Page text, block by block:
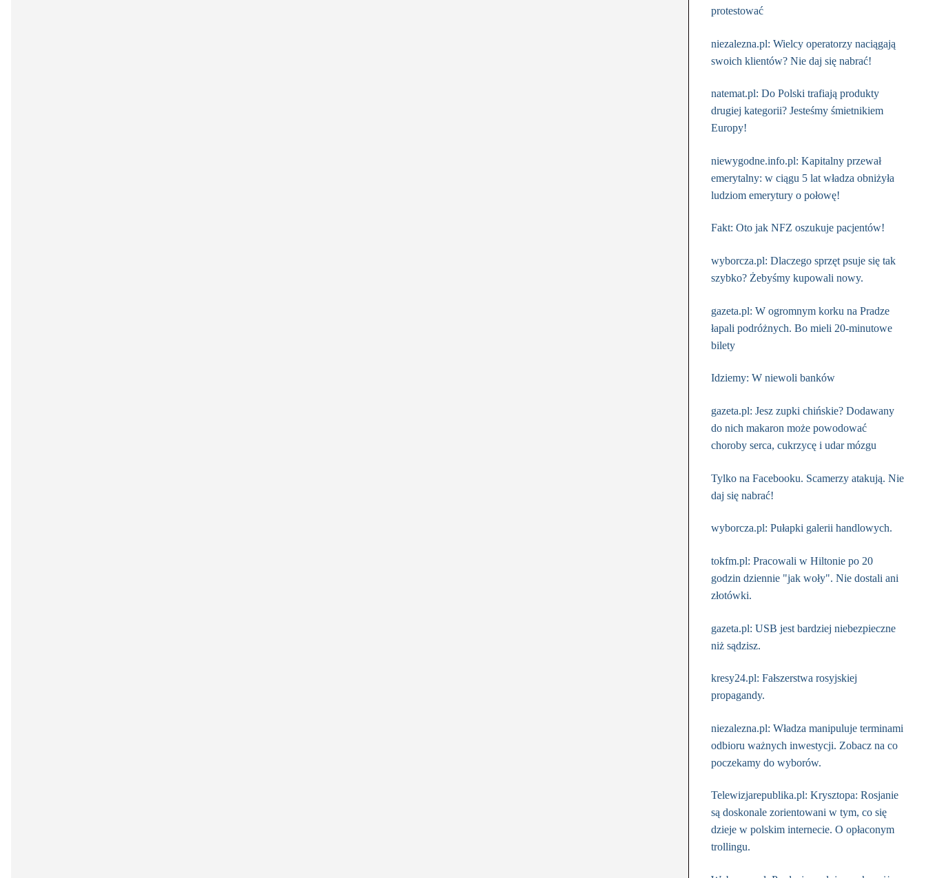
protestować
niezalezna.pl: Wielcy operatorzy naciągają
swoich klientów? Nie daj się nabrać!
natemat.pl: Do Polski trafiają produkty
drugiej kategorii? Jesteśmy śmietnikiem
Europy!
niewygodne.info.pl: Kapitalny przewał
emerytalny: w ciągu 5 lat władza obniżyła
ludziom emerytury o połowę!
Fakt: Oto jak NFZ oszukuje pacjentów!
wyborcza.pl: Dlaczego sprzęt psuje się tak
szybko? Żebyśmy kupowali nowy.
gazeta.pl: W ogromnym korku na Pradze
łapali podróżnych. Bo mieli 20-minutowe
bilety
Idziemy: W niewoli banków
gazeta.pl: Jesz zupki chińskie? Dodawany
do nich makaron może powodować
choroby serca, cukrzycę i udar mózgu
Tylko na Facebooku. Scamerzy atakują. Nie
daj się nabrać!
wyborcza.pl: Pułapki galerii handlowych.
tokfm.pl: Pracowali w Hiltonie po 20
godzin dziennie "jak woły". Nie dostali ani
złotówki.
gazeta.pl: USB jest bardziej niebezpieczne
niż sądzisz.
kresy24.pl: Fałszerstwa rosyjskiej
propagandy.
niezalezna.pl: Władza manipuluje terminami
odbioru ważnych inwestycji. Zobacz na co
poczekamy do wyborów.
Telewizjarepublika.pl: Krysztopa: Rosjanie
są doskonale zorientowani w tym, co się
dzieje w polskim internecie. O opłaconym
trollingu.